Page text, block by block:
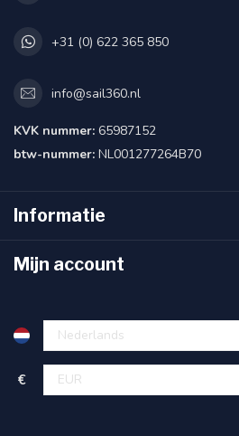
+31 (0) 622 365 850
info@sail360.nl
KVK nummer: 65987152
btw-nummer: NL001277264B70
Informatie
Mijn account
€